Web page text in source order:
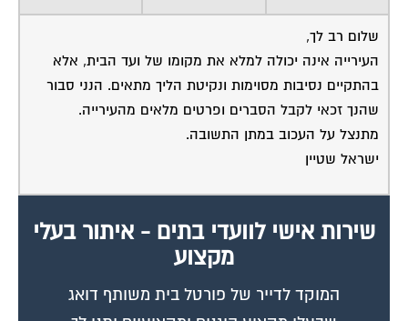
שלום רב לך,
העירייה אינה יכולה למלא את מקומו של ועד הבית, אלא
בהתקיים נסיבות מסוימות ונקיטת הליך מתאים. הנני סבור
שהנך זכאי לקבל הסברים ופרטים מלאים מהעירייה.
מתנצל על העכוב במתן התשובה.
ישראל שטיין
מקצוע
המוקד לדייר של פורטל בית משותף דואג
שבעלי מקצוע הוגנים ומקצועיים יתנו לך